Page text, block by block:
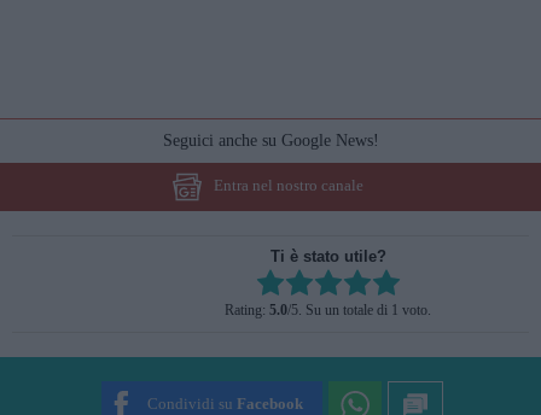
Seguici anche su Google News!
Entra nel nostro canale
Ti è stato utile?
Rate this item:
SUBMIT RATING
Rating: 5.0/5. Su un totale di 1 voto.
Condividi su Facebook